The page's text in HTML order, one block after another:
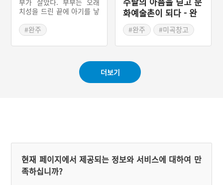
쥐는 콩쥐를 연못에 빠트려
죽이고 자신이 콩쥐인 것처
럼 행동하였다. 콩쥐는 환생
하여 원님에게 억울함을 하
소연하고 원님은 콩쥐의 시
팥쥐를 죽여 새어머니에게
보내고 새어머니는 죽은 팥
쥐를 보고 놀라 기절하여 죽
치성을 드린 끝에 아기를 낳
린 아기장수였다. 아기의 정
체가 소문날까 두려워 부부
는 동굴에 아기를 숨겼다.
놓으라 했으나, 부부는 아기
를 끝까지 지켰다. 군사들이
물러가자 하늘에서 엄청난
마을 사람들은 용마골이라
불렀다.
#완주
화예술촌이 되다 - 완
주 구 삼례 양곡창고
#완주
#미곡창고
더보기
현재 페이지에서 제공되는 정보와 서비스에 대하여 만
족하십니까?